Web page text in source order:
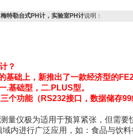
特勒台式PH计，实验室PH计说明：
？
基础上，新推出了一款经济型的
.基础型，二.PLUS型。
个功能（RS232接口，数据储存99
量仪极为适用于预算紧张，但需要
内进行广泛应用，如：食品与饮料